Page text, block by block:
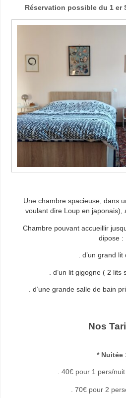
Réservation possible du 1 er
Une chambre spacieuse, dans
voulant dire Loup en japonais),
Chambre pouvant accueillir
dipose :
. d’un grand
. d’un lit gigogne ( 2 lits
. d’une grande salle de bain
Nos
* Nuitée
. 40€ pour 1 pers/nuit
. 70€ pour 2